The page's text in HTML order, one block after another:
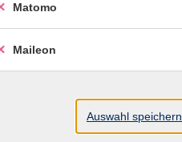
Matomo
Maileon
Auswahl speichern